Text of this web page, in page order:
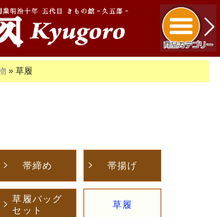
» 草履
帯締め 帯揚げ
草履バッグ
セット
草履